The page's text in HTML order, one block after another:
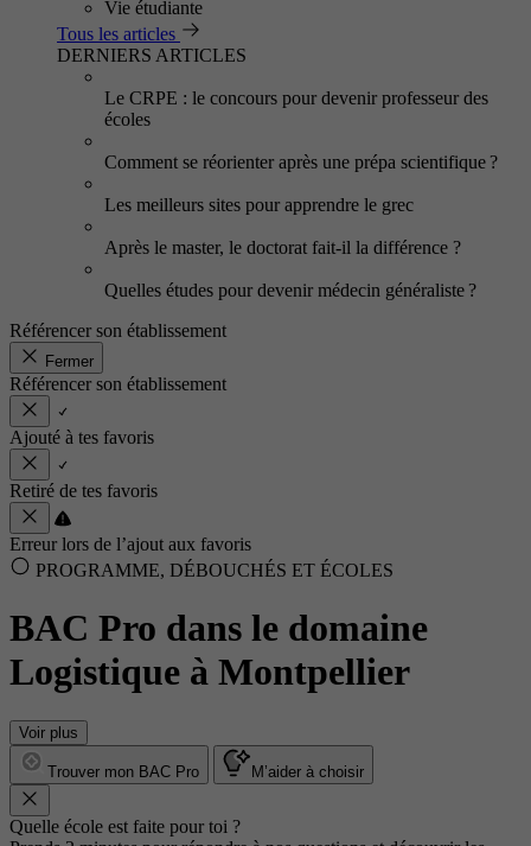
Vie étudiante
Tous les articles
DERNIERS ARTICLES
Le CRPE : le concours pour devenir professeur des
écoles
Comment se réorienter après une prépa scientifique ?
Les meilleurs sites pour apprendre le grec
Après le master, le doctorat fait-il la différence ?
Quelles études pour devenir médecin généraliste ?
Référencer son établissement
Fermer
Référencer son établissement
Ajouté à tes favoris
Retiré de tes favoris
Erreur lors de l’ajout aux favoris
PROGRAMME, DÉBOUCHÉS ET ÉCOLES
BAC Pro dans le domaine
Logistique à Montpellier
Voir plus
Trouver mon BAC Pro M’aider à choisir
Quelle école est faite pour toi ?